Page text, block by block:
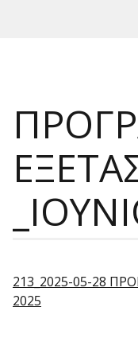
213_2025-05-28
2025